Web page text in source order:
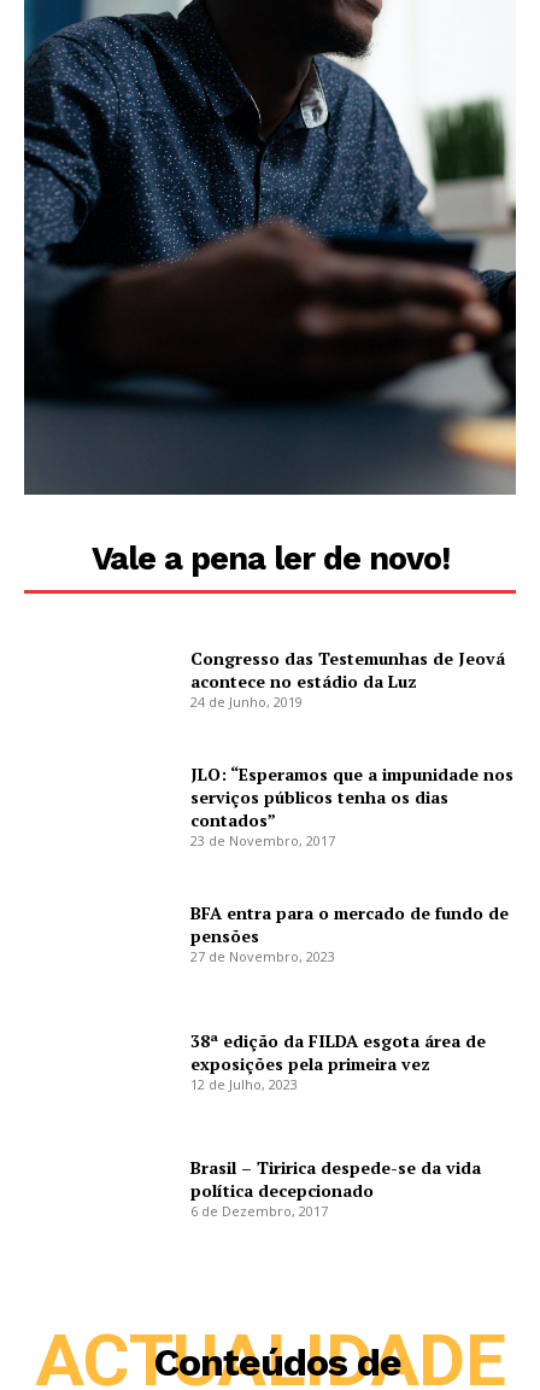
Vale a pena ler de novo!
Congresso das Testemunhas de Jeová
acontece no estádio da Luz
24 de Junho, 2019
JLO: “Esperamos que a impunidade nos
serviços públicos tenha os dias
contados”
23 de Novembro, 2017
BFA entra para o mercado de fundo de
pensões
27 de Novembro, 2023
38ª edição da FILDA esgota área de
exposições pela primeira vez
12 de Julho, 2023
Brasil – Tiririca despede-se da vida
política decepcionado
6 de Dezembro, 2017
Conteúdos de
ACTUALIDADE